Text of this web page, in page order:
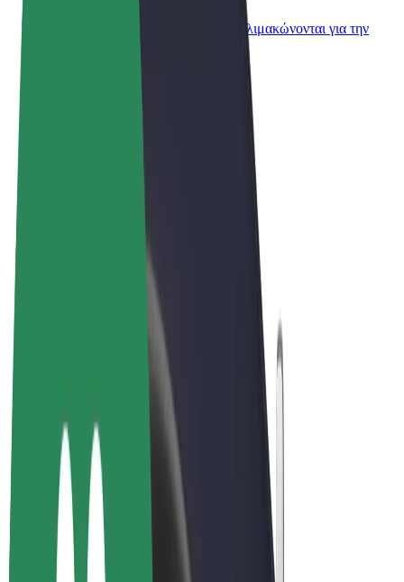
Bolt for Business
Προϊόντα και υπηρεσίες Bolt που κλιμακώνονται για την
Bolt Food
Bolt Drive
Bolt for Business
Ηλεκτρικά ποδήλατα
Bolt Plus
Κερδίστε με Bolt